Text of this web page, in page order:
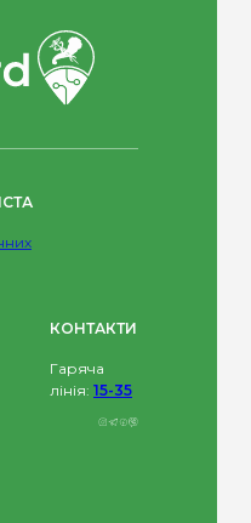
КОНТАКТИ
Гаряча
лінія: 15-35